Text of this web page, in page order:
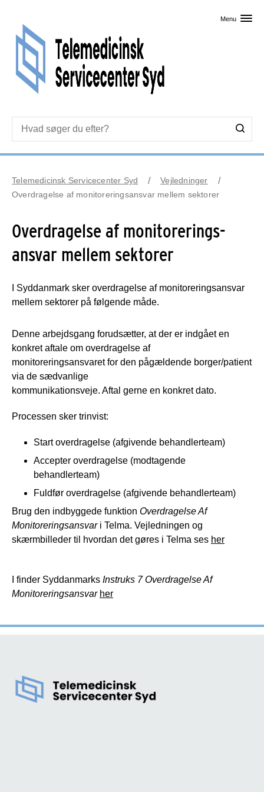
Menu
Telemedicinsk Servicecenter Syd
Vejledninger
Overdragelse af monitoreringsansvar mellem sektorer
Overdragelse af monitorerings-
ansvar mellem sektorer
I Syddanmark sker overdragelse af monitoreringsansvar
mellem sektorer på følgende måde.
Denne arbejdsgang forudsætter, at der er indgået en
konkret aftale om overdragelse af
monitoreringsansvaret for den pågældende borger/patient
via de sædvanlige
kommunikationsveje. Aftal gerne en konkret dato.
Processen sker trinvist:
Start overdragelse (afgivende behandlerteam)
Accepter overdragelse (modtagende
behandlerteam)
Fuldfør overdragelse (afgivende behandlerteam)
Brug den indbyggede funktion Overdragelse Af
Monitoreringsansvar i Telma. Vejledningen og
skærmbilleder til hvordan det gøres i Telma ses her
I finder Syddanmarks Instruks 7 Overdragelse Af
Monitoreringsansvar her